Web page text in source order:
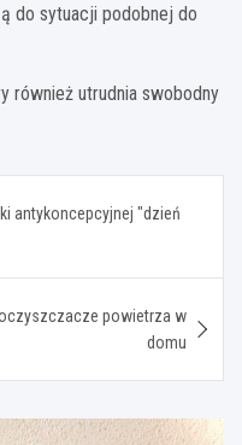
do sytuacji podobnej do
również utrudnia swobodny
antykoncepcyjnej "dzień
powietrza w
domu